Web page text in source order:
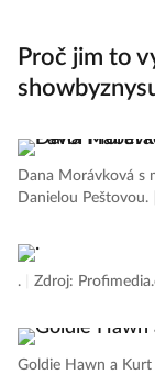
Proč jim to
Dana Morávková s
Danielou Peštovou.
. Zdroj:
Goldie Hawn a Kurt